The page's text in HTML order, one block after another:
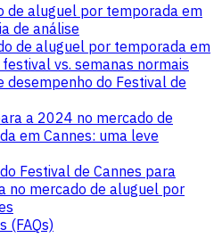
de aluguel por temporada em
de análise
de aluguel por temporada em
vs. semanas normais
desempenho do Festival de
a 2024 no mercado de
em Cannes: uma leve
Festival de Cannes para
no mercado de aluguel por
(FAQs)